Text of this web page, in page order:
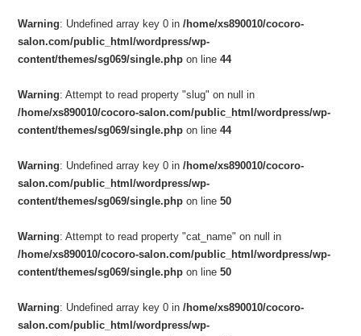
Warning: Undefined array key 0 in/home/xs890010/cocoro-
salon.com/public_html/wordpress/wp-
content/themes/sg069/single.php on line44
Warning: Attempt to read property "slug" on null in
/home/xs890010/cocoro-salon.com/public_html/wordpress/wp-
content/themes/sg069/single.php on line44
Warning: Undefined array key 0 in/home/xs890010/cocoro-
salon.com/public_html/wordpress/wp-
content/themes/sg069/single.php on line50
Warning: Attempt to read property "cat_name" on null in
/home/xs890010/cocoro-salon.com/public_html/wordpress/wp-
content/themes/sg069/single.php on line50
Warning: Undefined array key 0 in/home/xs890010/cocoro-
salon.com/public_html/wordpress/wp-